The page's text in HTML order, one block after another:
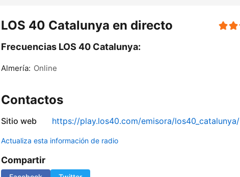
LOS 40 Catalunya en directo
Frecuencias LOS 40 Catalunya:
Almería: Online
Contactos
Sitio web https://play.los40.com/emisora/los40_catalunya/
Actualiza esta información de radio
Compartir